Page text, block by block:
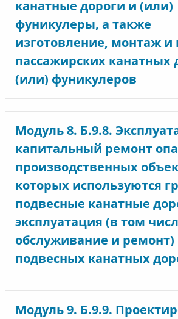
канатные дороги и (или)
фуникулеры, а также
изготовление, монтаж и
пассажирских канатных
(или) фуникулеров
Модуль 8. Б.9.8.
капитальный ремонт
производственных
которых используются
подвесные канатные
эксплуатация (в том
обслуживание и ремонт)
подвесных канатных
Модуль 9. Б.9.9.